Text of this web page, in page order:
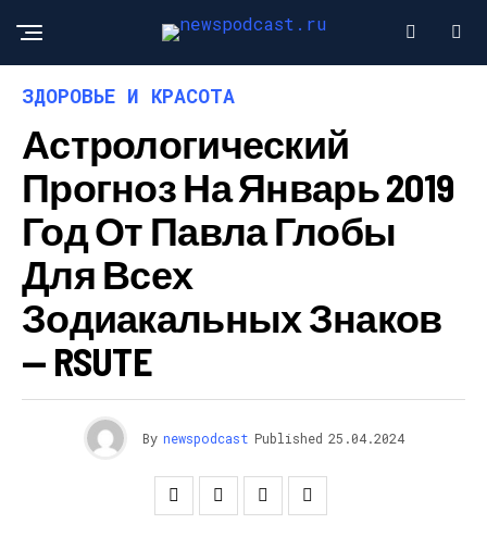
ЗДОРОВЬЕ И КРАСОТА
Астрологический
Прогноз На Январь 2019
Год От Павла Глобы
Для Всех
Зодиакальных Знаков
— RSUTE
By newspodcast Published 25.04.2024